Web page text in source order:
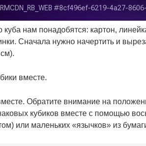
куба нам понадобятся: картон,
Сначала нужно начертить и
вместе.
Обратите внимание на
кубиков вместе с помощью
или маленьких «язычков» из